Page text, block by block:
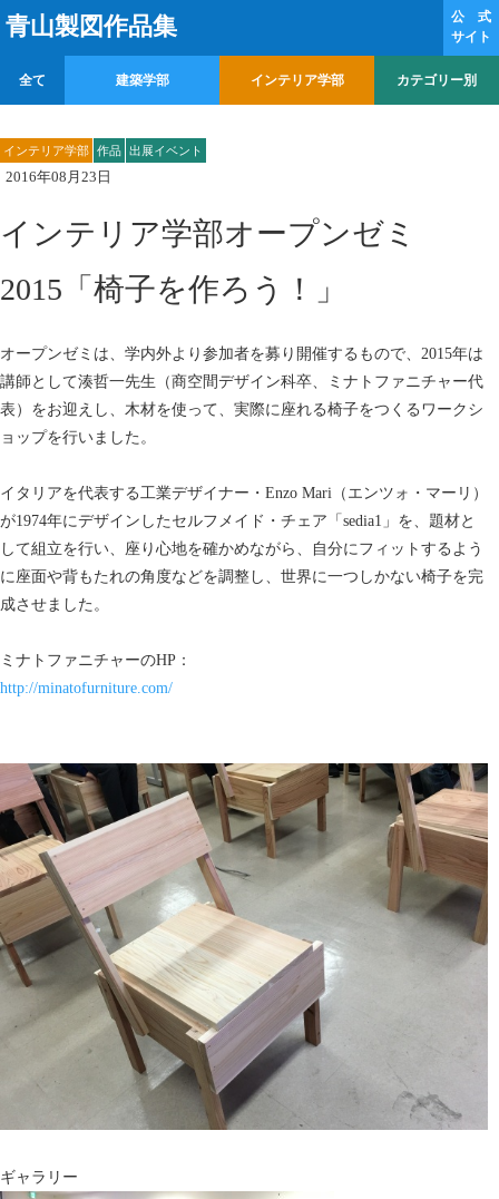
青山製図作品集
公 式
サイト
全て 建築学部 インテリア学部 カテゴリー別
インテリア学部 作品 出展イベント
2016年08月23日
インテリア学部オープンゼミ
2015「椅子を作ろう！」
オープンゼミは、学内外より参加者を募り開催するもので、2015年は
講師として湊哲一先生（商空間デザイン科卒、ミナトファニチャー代
表）をお迎えし、木材を使って、実際に座れる椅子をつくるワークシ
ョップを行いました。
イタリアを代表する工業デザイナー・Enzo Mari（エンツォ・マーリ）
が1974年にデザインしたセルフメイド・チェア「sedia1」を、題材と
して組立を行い、座り心地を確かめながら、自分にフィットするよう
に座面や背もたれの角度などを調整し、世界に一つしかない椅子を完
成させました。
ミナトファニチャーのHP：
http://minatofurniture.com/
ギャラリー